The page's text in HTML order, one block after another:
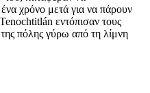
χρόνο μετά για να πάρουν
εντόπισαν τους
πόλης γύρω από τη λίμνη